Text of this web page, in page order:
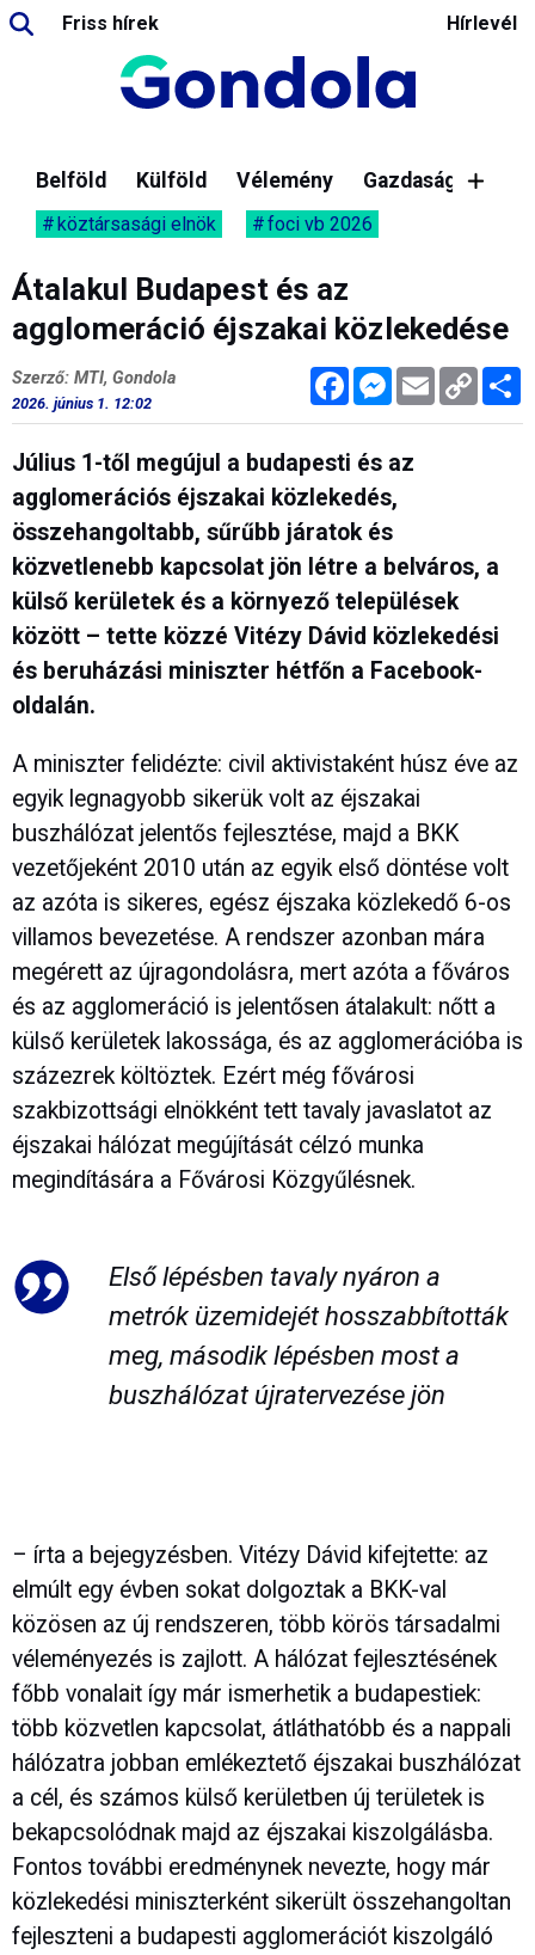
Friss hírek Hírlevél
Belföld Külföld Vélemény Gazdaság
köztársasági elnök foci vb 2026
Átalakul Budapest és az
agglomeráció éjszakai közlekedése
FacebookMessenger
Email Copy
Link
Szerző: MTI, Gondola
2026. június 1. 12:02
Július 1-től megújul a budapesti és az
agglomerációs éjszakai közlekedés,
összehangoltabb, sűrűbb járatok és
közvetlenebb kapcsolat jön létre a belváros, a
külső kerületek és a környező települések
között – tette közzé Vitézy Dávid közlekedési
és beruházási miniszter hétfőn a Facebook-
oldalán.
A miniszter felidézte: civil aktivistaként húsz éve az
egyik legnagyobb sikerük volt az éjszakai
buszhálózat jelentős fejlesztése, majd a BKK
vezetőjeként 2010 után az egyik első döntése volt
az azóta is sikeres, egész éjszaka közlekedő 6-os
villamos bevezetése. A rendszer azonban mára
megérett az újragondolásra, mert azóta a főváros
és az agglomeráció is jelentősen átalakult: nőtt a
külső kerületek lakossága, és az agglomerációba is
százezrek költöztek. Ezért még fővárosi
szakbizottsági elnökként tett tavaly javaslatot az
éjszakai hálózat megújítását célzó munka
megindítására a Fővárosi Közgyűlésnek.
Első lépésben tavaly nyáron a
metrók üzemidejét hosszabbították
meg, második lépésben most a
buszhálózat újratervezése jön
– írta a bejegyzésben. Vitézy Dávid kifejtette: az
elmúlt egy évben sokat dolgoztak a BKK-val
közösen az új rendszeren, több körös társadalmi
véleményezés is zajlott. A hálózat fejlesztésének
főbb vonalait így már ismerhetik a budapestiek:
több közvetlen kapcsolat, átláthatóbb és a nappali
hálózatra jobban emlékeztető éjszakai buszhálózat
a cél, és számos külső kerületben új területek is
bekapcsolódnak majd az éjszakai kiszolgálásba.
Fontos további eredménynek nevezte, hogy már
közlekedési miniszterként sikerült összehangoltan
fejleszteni a budapesti agglomerációt kiszolgáló